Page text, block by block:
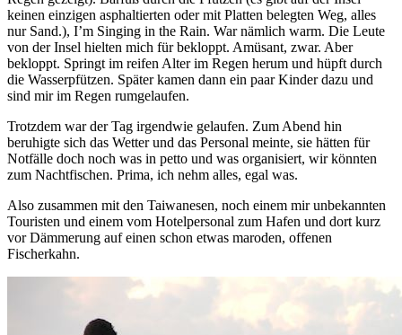
keinen einzigen asphaltierten oder mit Platten belegten Weg, alles
nur Sand.), I’m Singing in the Rain. War nämlich warm. Die Leute
von der Insel hielten mich für bekloppt. Amüsant, zwar. Aber
bekloppt. Springt im reifen Alter im Regen herum und hüpft durch
die Wasserpfützen. Später kamen dann ein paar Kinder dazu und
sind mir im Regen rumgelaufen.
Trotzdem war der Tag irgendwie gelaufen. Zum Abend hin
beruhigte sich das Wetter und das Personal meinte, sie hätten für
Notfälle doch noch was in petto und was organisiert, wir könnten
zum Nachtfischen. Prima, ich nehm alles, egal was.
Also zusammen mit den Taiwanesen, noch einem mir unbekannten
Touristen und einem vom Hotelpersonal zum Hafen und dort kurz
vor Dämmerung auf einen schon etwas maroden, offenen
Fischerkahn.